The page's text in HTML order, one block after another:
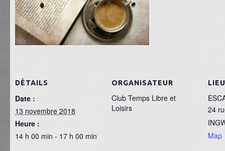
DÉTAILS
Date :
13 novembre 2018
Heure :
14 h 00 min - 17 h 00 min
ORGANISATEUR
Club Temps Libre et
Loisirs
LIEU
24
Map